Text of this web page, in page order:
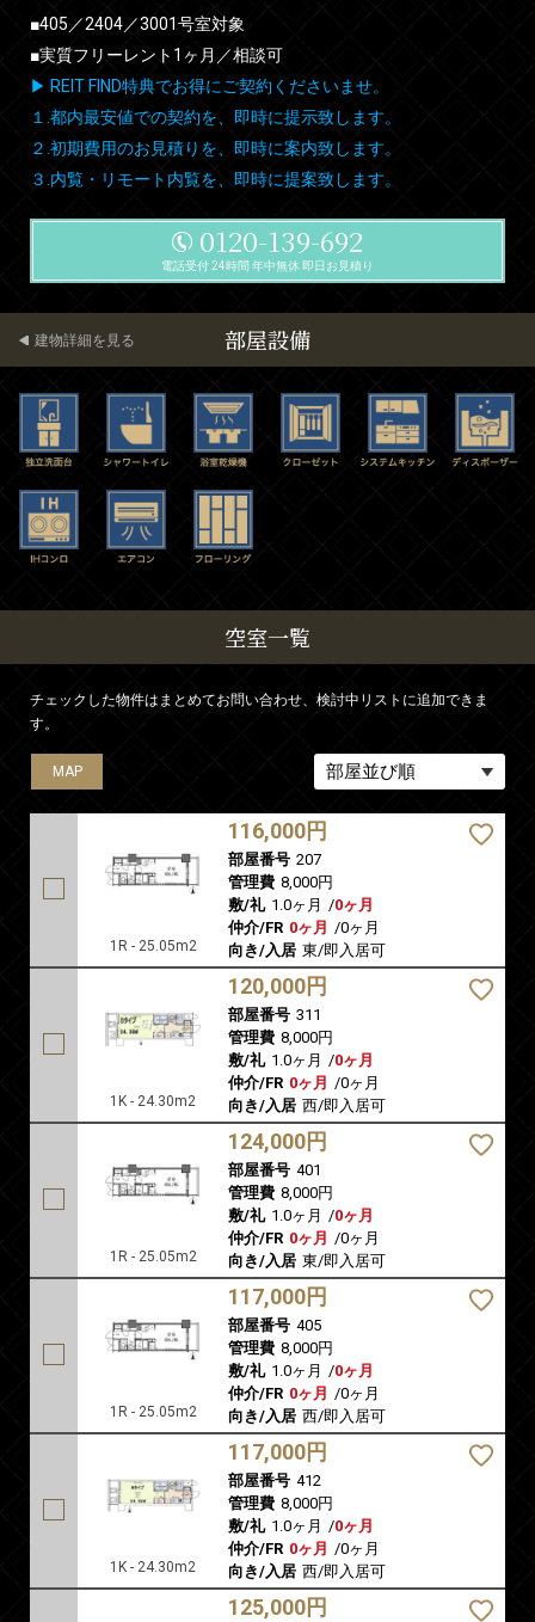
■405／2404／3001号室対象
■実質フリーレント1ヶ月／相談可
▶ REIT FIND特典でお得にご契約くださいませ。
１.都内最安値での契約を、即時に提示致します。
２.初期費用のお見積りを、即時に案内致します。
３.内覧・リモート内覧を、即時に提案致します。
0120-139-692
電話受付 24時間 年中無休 即日お見積り
部屋設備
建物詳細を見る
空室一覧
チェックした物件はまとめてお問い合わせ、検討中リストに追加できま
す。
MAP
1R - 25.05m2
116,000円
部屋番号 207
管理費 8,000円
敷/礼 1.0ヶ月 /0ヶ月
仲介/FR 0ヶ月 /0ヶ月
向き/入居 東/即入居可
MAP
1K - 24.30m2
120,000円
部屋番号 311
管理費 8,000円
敷/礼 1.0ヶ月 /0ヶ月
仲介/FR 0ヶ月 /0ヶ月
向き/入居 西/即入居可
MAP
1R - 25.05m2
124,000円
部屋番号 401
管理費 8,000円
敷/礼 1.0ヶ月 /0ヶ月
仲介/FR 0ヶ月 /0ヶ月
向き/入居 東/即入居可
MAP
1R - 25.05m2
117,000円
部屋番号 405
管理費 8,000円
敷/礼 1.0ヶ月 /0ヶ月
仲介/FR 0ヶ月 /0ヶ月
向き/入居 西/即入居可
MAP
1K - 24.30m2
117,000円
部屋番号 412
管理費 8,000円
敷/礼 1.0ヶ月 /0ヶ月
仲介/FR 0ヶ月 /0ヶ月
向き/入居 西/即入居可
MAP
125,000円
MAP
MAP
MAP
MAP
MAP
MAP
MAP
MAP